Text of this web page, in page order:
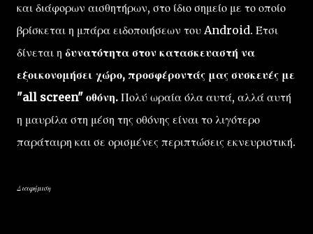
και διάφορων αισθητήρων, στο ίδιο σημείο με το οποίο
βρίσκεται η μπάρα ειδοποιήσεων του Android. Έτσι
δίνεται η δυνατότητα στον κατασκευαστή να
εξοικονομήσει χώρο, προσφέροντάς μας συσκευές με
"all screen" οθόνη. Πολύ ωραία όλα αυτά, αλλά αυτή
η μαυρίλα στη μέση της οθόνης είναι το λιγότερο
παράταιρη και σε ορισμένες περιπτώσεις εκνευριστική.
Διαφήμιση